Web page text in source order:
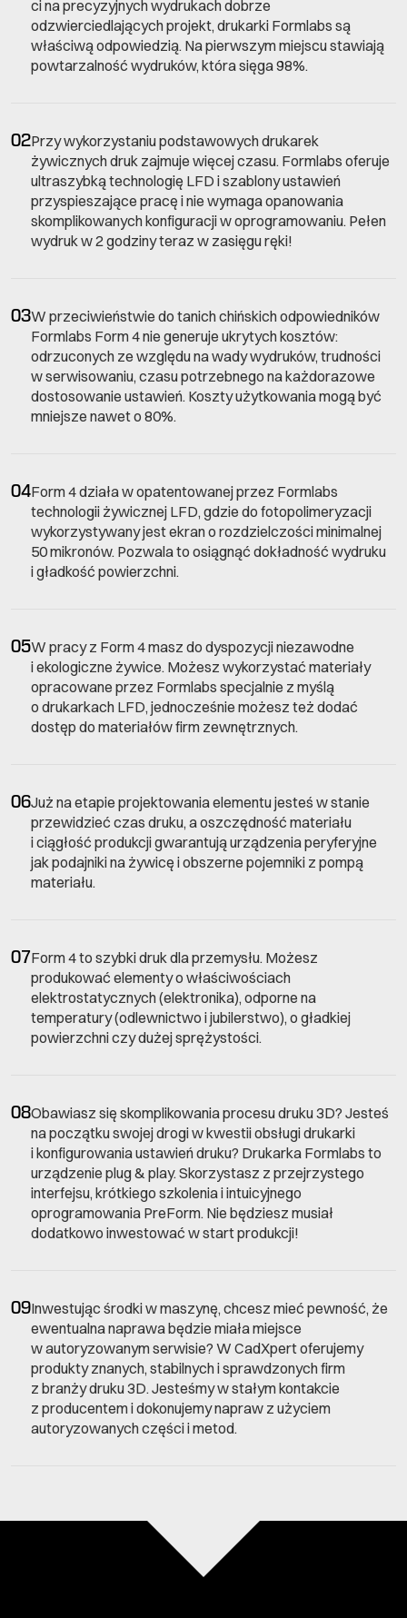
ci na precyzyjnych wydrukach dobrze
odzwierciedlających projekt, drukarki Formlabs są
właściwą odpowiedzią. Na pierwszym miejscu stawiają
powtarzalność wydruków, która sięga 98%.
02Przy wykorzystaniu podstawowych drukarek
żywicznych druk zajmuje więcej czasu. Formlabs oferuje
ultraszybką technologię LFD i szablony ustawień
przyspieszające pracę i nie wymaga opanowania
skomplikowanych konfiguracji w oprogramowaniu. Pełen
wydruk w 2 godziny teraz w zasięgu ręki!
03W przeciwieństwie do tanich chińskich odpowiedników
Formlabs Form 4 nie generuje ukrytych kosztów:
odrzuconych ze względu na wady wydruków, trudności
w serwisowaniu, czasu potrzebnego na każdorazowe
dostosowanie ustawień. Koszty użytkowania mogą być
mniejsze nawet o 80%.
04Form 4 działa w opatentowanej przez Formlabs
technologii żywicznej LFD, gdzie do fotopolimeryzacji
wykorzystywany jest ekran o rozdzielczości minimalnej
50 mikronów. Pozwala to osiągnąć dokładność wydruku
i gładkość powierzchni.
05W pracy z Form 4 masz do dyspozycji niezawodne
i ekologiczne żywice. Możesz wykorzystać materiały
opracowane przez Formlabs specjalnie z myślą
o drukarkach LFD, jednocześnie możesz też dodać
dostęp do materiałów firm zewnętrznych.
06Już na etapie projektowania elementu jesteś w stanie
przewidzieć czas druku, a oszczędność materiału
i ciągłość produkcji gwarantują urządzenia peryferyjne
jak podajniki na żywicę i obszerne pojemniki z pompą
materiału.
07Form 4 to szybki druk dla przemysłu. Możesz
produkować elementy o właściwościach
elektrostatycznych (elektronika), odporne na
temperatury (odlewnictwo i jubilerstwo), o gładkiej
powierzchni czy dużej sprężystości.
08Obawiasz się skomplikowania procesu druku 3D? Jesteś
na początku swojej drogi w kwestii obsługi drukarki
i konfigurowania ustawień druku? Drukarka Formlabs to
urządzenie plug & play. Skorzystasz z przejrzystego
interfejsu, krótkiego szkolenia i intuicyjnego
oprogramowania PreForm. Nie będziesz musiał
dodatkowo inwestować w start produkcji!
09Inwestując środki w maszynę, chcesz mieć pewność, że
ewentualna naprawa będzie miała miejsce
w autoryzowanym serwisie? W CadXpert oferujemy
produkty znanych, stabilnych i sprawdzonych firm
z branży druku 3D. Jesteśmy w stałym kontakcie
z producentem i dokonujemy napraw z użyciem
autoryzowanych części i metod.